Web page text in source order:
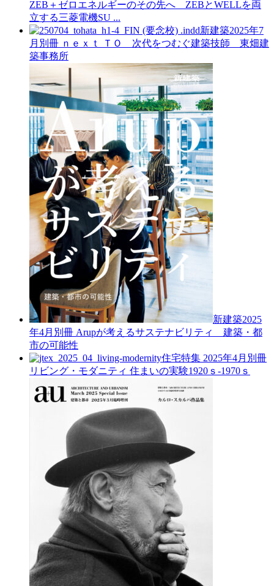
ZEB＋ゼロエネルギーのその先へ ZEBとWELLを両
立する三菱電機SU ...
新建築2025年7
月別冊 ｎｅｘｔ ＴＯ 次代をつむぐ建築技師 東畑建
築事務所
新建築2025
年4月別冊 Arupが考えるサステナビリティ 建築・都
市の可能性
住宅特集 2025年4月別冊
リビング・モダニティ 住まいの実験1920ｓ-1970ｓ